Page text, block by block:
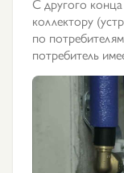
коллектору
по
потребитель